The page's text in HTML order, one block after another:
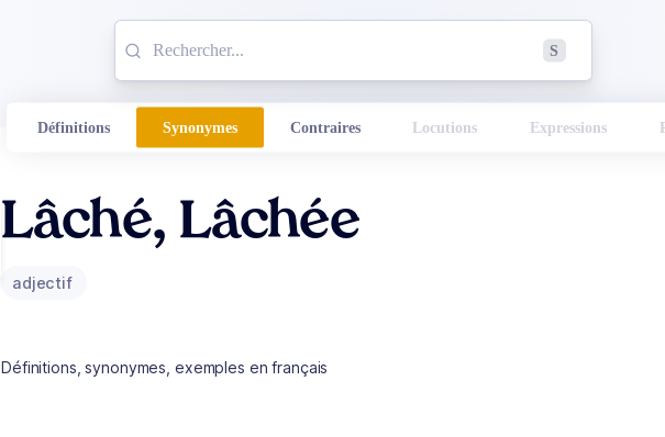
S
Définitions Synonymes Contraires Locutions Expressions
Lâché, Lâchée
adjectif
Définitions, synonymes, exemples en français